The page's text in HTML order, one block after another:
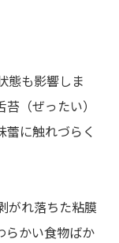
態も影響しま
（ぜったい）
蕾に触れづらく
がれ落ちた粘膜
らかい食物ばか